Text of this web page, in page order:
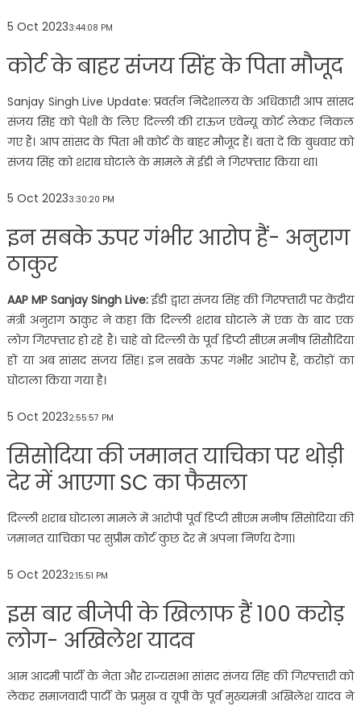
5 Oct 20233:44:08 PM
कोर्ट के बाहर संजय सिंह के पिता मौजूद
Sanjay Singh Live Update: प्रवर्तन निदेशालय के अधिकारी आप सांसद
संजय सिंह को पेशी के लिए दिल्ली की राऊज एवेन्यू कोर्ट लेकर निकल
गए हैं। आप सांसद के पिता भी कोर्ट के बाहर मौजूद हैं। बता दें कि बुधवार को
संजय सिंह को शराब घोटाले के मामले में ईडी ने गिरफ्तार किया था।
5 Oct 20233:30:20 PM
इन सबके ऊपर गंभीर आरोप हैं- अनुराग
ठाकुर
AAP MP Sanjay Singh Live:ईडी द्वारा संजय सिंह की गिरफ्तारी पर केंद्रीय
मंत्री अनुराग ठाकुर ने कहा कि दिल्ली शराब घोटाले में एक के बाद एक
लोग गिरफ्तार हो रहे हैं। चाहे वो दिल्ली के पूर्व डिप्टी सीएम मनीष सिसौदिया
हों या अब सांसद संजय सिंह। इन सबके ऊपर गंभीर आरोप हैं, करोड़ों का
घोटाला किया गया है।
5 Oct 20232:55:57 PM
सिसोदिया की जमानत याचिका पर थोड़ी
देर में आएगा SC का फैसला
दिल्ली शराब घोटाला मामले में आरोपी पूर्व डिप्टी सीएम मनीष सिसोदिया की
जमानत याचिका पर सुप्रीम कोर्ट कुछ देर में अपना निर्णय देगा।
5 Oct 20232:15:51 PM
इस बार बीजेपी के खिलाफ हैं 100 करोड़
लोग- अखिलेश यादव
आम आदमी पार्टी के नेता और राज्यसभा सांसद संजय सिंह की गिरफ्तारी को
लेकर समाजवादी पार्टी के प्रमुख व यूपी के पूर्व मुख्यमंत्री अखिलेश यादव ने